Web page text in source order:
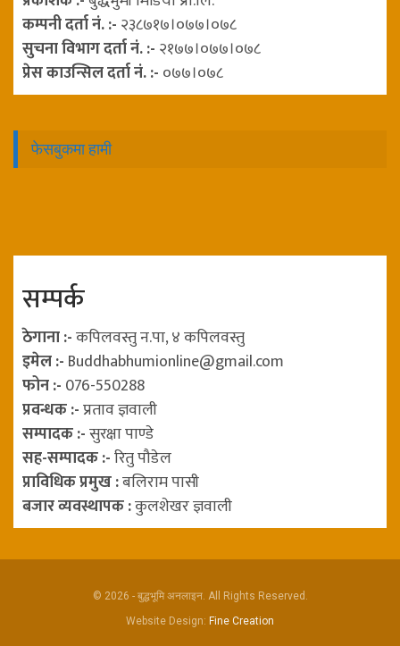
कम्पनी दर्ता नं. :- २३८७१७।०७७।०७८
सुचना विभाग दर्ता नं. :- २१७७।०७७।०७८
प्रेस काउन्सिल दर्ता नं. :- ०७७।०७८
फेसबुकमा हामी
सम्पर्क
ठेगाना :-कपिलवस्तु न.पा, ४ कपिलवस्तु
इमेल :- Buddhabhumionline@gmail.com
फोन :- 076-550288
प्रवन्धक :-प्रताव ज्ञवाली
सम्पादक :-सुरक्षा पाण्डे
सह-सम्पादक :-रितु पौडेल
प्राविधिक प्रमुख :बलिराम पासी
बजार व्यवस्थापक :कुलशेखर ज्ञवाली
© 2026 - बुद्धभूमि अनलाइन. All Rights Reserved.
Website Design: Fine Creation